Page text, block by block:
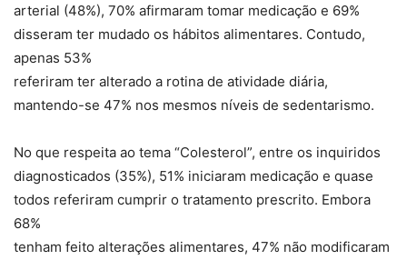
arterial (48%), 70% afirmaram tomar medicação e 69%
disseram ter mudado os hábitos alimentares. Contudo,
apenas 53%
referiram ter alterado a rotina de atividade diária,
mantendo-se 47% nos mesmos níveis de sedentarismo.
No que respeita ao tema “Colesterol”, entre os inquiridos
diagnosticados (35%), 51% iniciaram medicação e quase
todos referiram cumprir o tratamento prescrito. Embora
68%
tenham feito alterações alimentares, 47% não modificaram